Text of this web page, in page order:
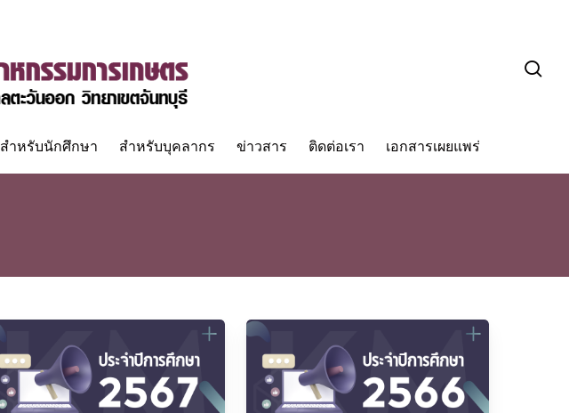
สำหรับนักศึกษา สำหรับบุคลากร ข่าวสาร ติดต่อเรา เอกสารเผยแพร่